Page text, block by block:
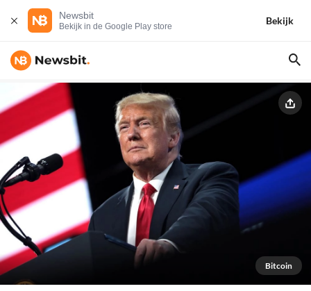
Newsbit
Bekijk in de Google Play store
Bekijk
Bitcoin